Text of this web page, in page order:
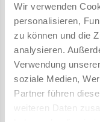
Wir verwenden
personalisieren,
zu können und die
analysieren.
Verwendung
soziale Medien,
Partner führen
weiteren Daten
Produziert unter
455 hochwertige
hergestellt in der
über 20-jährigen
hochwertigen
alle
übertreffen,